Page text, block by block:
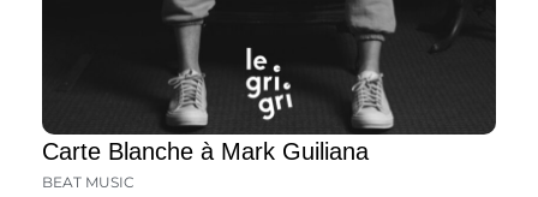
Carte Blanche à Mark Guiliana
BEAT MUSIC